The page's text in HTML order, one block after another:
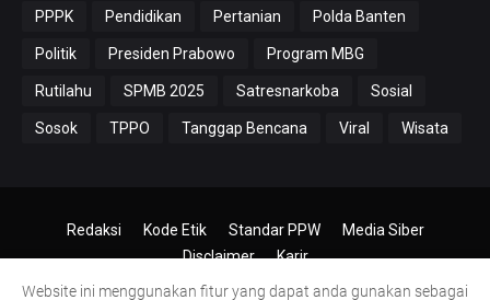
PPPK Pendidikan Pertanian Polda Banten
Politik Presiden Prabowo Program MBG
Rutilahu SPMB 2025 Satresnarkoba Sosial
Sosok TPPO Tanggap Bencana Viral Wisata
© 2024-2026PT.Antero Inti Media
Redaksi Kode Etik Standar PPW
Media Siber
Disclaimer
Karir
Website ini menggunakan fitur yang dapat anda gunakan sebagai